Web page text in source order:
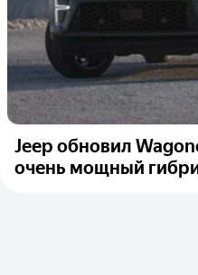
Jeep обновил
очень мощный